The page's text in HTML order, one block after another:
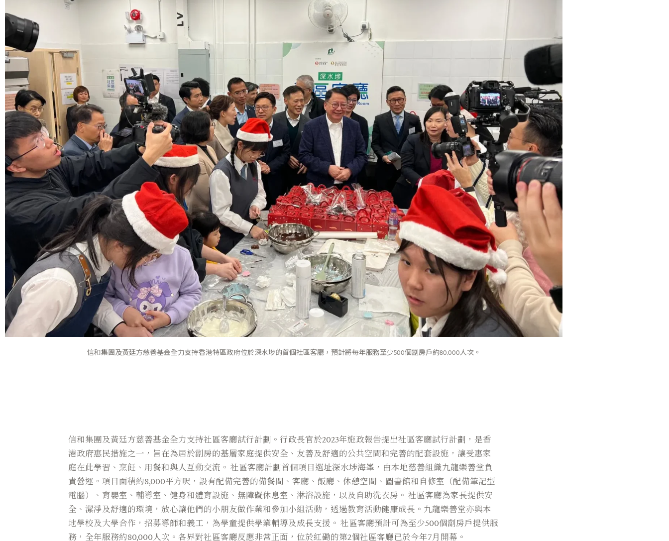
信和集團及黃廷方慈善基金全力支持香港特區政府位於深水埗的首個社區客廳，預計將每年服務至少500個劏房戶約80,000人次。
信和集團及黃廷方慈善基金全力支持社區客廳試行計劃。行政長官於2023年施政報告提出社區客廳試行計劃，是香
港政府惠民措施之一，旨在為居於劏房的基層家庭提供安全、友善及舒適的公共空間和完善的配套設施，讓受惠家
庭在此學習、烹飪、用餐和與人互動交流。 社區客廳計劃首個項目選址深水埗海峯，由本地慈善組織九龍樂善堂負
責營運。項目面積約8,000平方呎，設有配備完善的備餐間、客廳、飯廳、休憩空間、圖書館和自修室（配備筆記型
電腦）、育嬰室、輔導室、健身和體育設施、無障礙休息室、淋浴設施，以及自助洗衣房。 社區客廳為家長提供安
全、潔淨及舒適的環境，放心讓他們的小朋友做作業和參加小組活動，透過教育活動健康成長。九龍樂善堂亦與本
地學校及大學合作，招募導師和義工，為學童提供學業輔導及成長支援。 社區客廳預計可為至少500個劏房戶提供服
務，全年服務約80,000人次。各界對社區客廳反應非常正面，位於紅磡的第2個社區客廳已於今年7月開幕。